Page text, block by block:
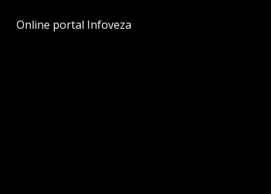
Online portal Infoveza